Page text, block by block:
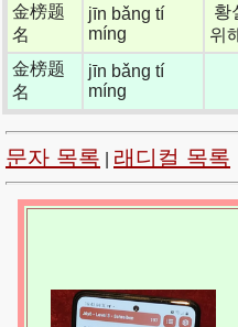
金榜题
名
jīn bǎng tí
míng
황
위
金榜题
名
jīn bǎng tí
míng
문자 목록 래디컬 목록